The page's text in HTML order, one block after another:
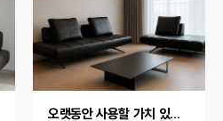
오랫동안 사용할 가치 있는 닥슨소파